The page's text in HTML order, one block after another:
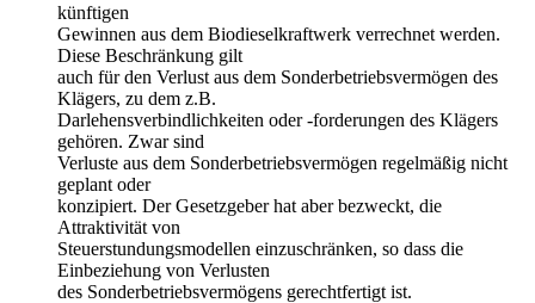
künftigen
Gewinnen aus dem Biodieselkraftwerk verrechnet werden.
Diese Beschränkung gilt
auch für den Verlust aus dem Sonderbetriebsvermögen des
Klägers, zu dem z.B.
Darlehensverbindlichkeiten oder -forderungen des Klägers
gehören. Zwar sind
Verluste aus dem Sonderbetriebsvermögen regelmäßig nicht
geplant oder
konzipiert. Der Gesetzgeber hat aber bezweckt, die
Attraktivität von
Steuerstundungsmodellen einzuschränken, so dass die
Einbeziehung von Verlusten
des Sonderbetriebsvermögens gerechtfertigt ist.